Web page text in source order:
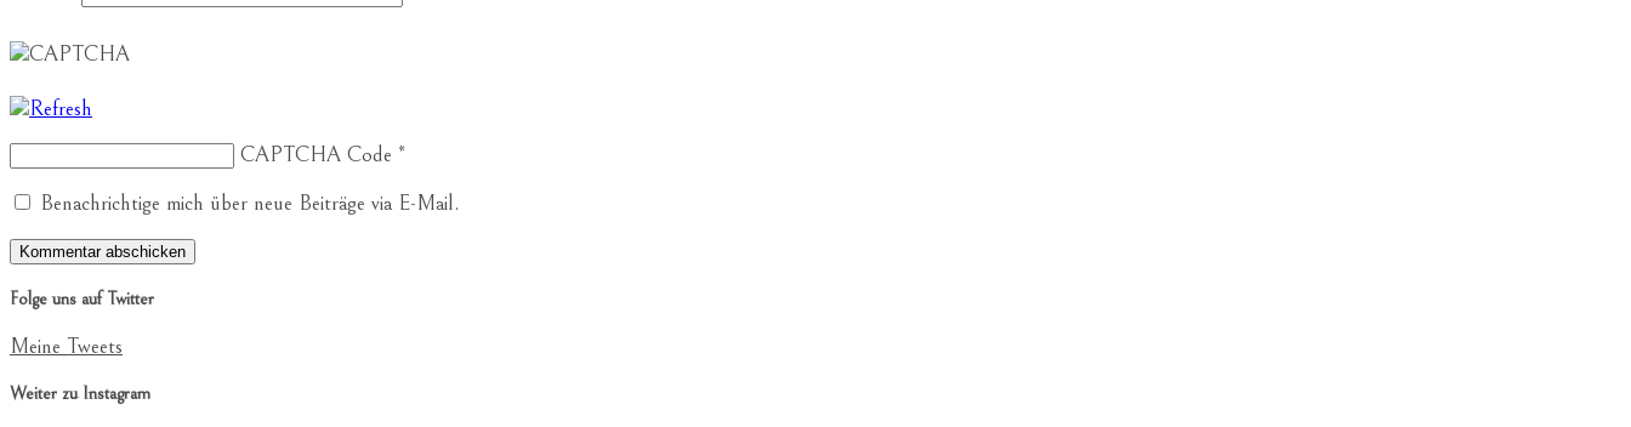
CAPTCHA Code *
Benachrichtige mich über neue Beiträge via E-Mail.
Folge uns auf Twitter
Meine Tweets
Weiter zu Instagram